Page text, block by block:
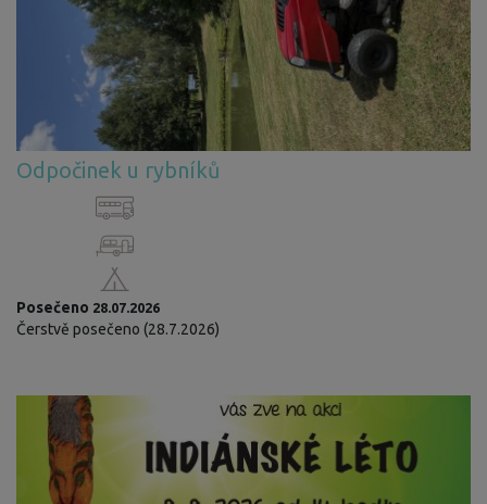
Odpočinek u rybníků
Posečeno 28.07.2026
Čerstvě posečeno (28.7.2026)